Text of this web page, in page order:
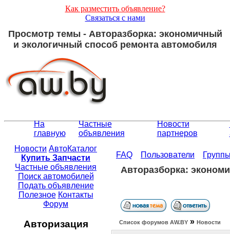
Как разместить объявление?
Связаться с нами
Просмотр темы - Авторазборка: экономичный
и экологичный способ ремонта автомобиля
На
главную
Частные
объявления
Новости
партнеров
Новости АвтоКаталог
Купить Запчасти
Частные объявления
Поиск автомобилей
Подать объявление
Полезное Контакты
Форум
Авторизация
FAQ Пользователи
Авторазборка:
Список форумов АW.BY » Новости